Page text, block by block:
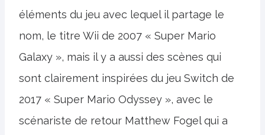
éléments du jeu avec lequel il partage le
nom, le titre Wii de 2007 « Super Mario
Galaxy », mais il y a aussi des scènes qui
sont clairement inspirées du jeu Switch de
2017 « Super Mario Odyssey », avec le
scénariste de retour Matthew Fogel qui a